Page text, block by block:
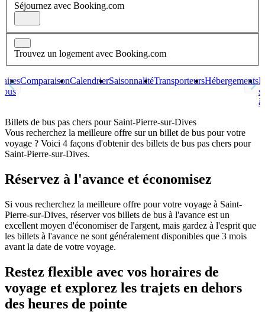
Séjournez avec Booking.com
Trouvez un logement avec Booking.com
bus
ComparaisonCalendrierSaisonnalitéTransporteursHébergements
à
Billets de bus pas chers pour Saint-Pierre-sur-Dives
Vous recherchez la meilleure offre sur un billet de bus pour votre
voyage ? Voici 4 façons d'obtenir des billets de bus pas chers pour
Saint-Pierre-sur-Dives.
Réservez à l'avance et économisez
Si vous recherchez la meilleure offre pour votre voyage à Saint-
Pierre-sur-Dives, réserver vos billets de bus à l'avance est un
excellent moyen d'économiser de l'argent, mais gardez à l'esprit que
les billets à l'avance ne sont généralement disponibles que 3 mois
avant la date de votre voyage.
Restez flexible avec vos horaires de
voyage et explorez les trajets en dehors
des heures de pointe